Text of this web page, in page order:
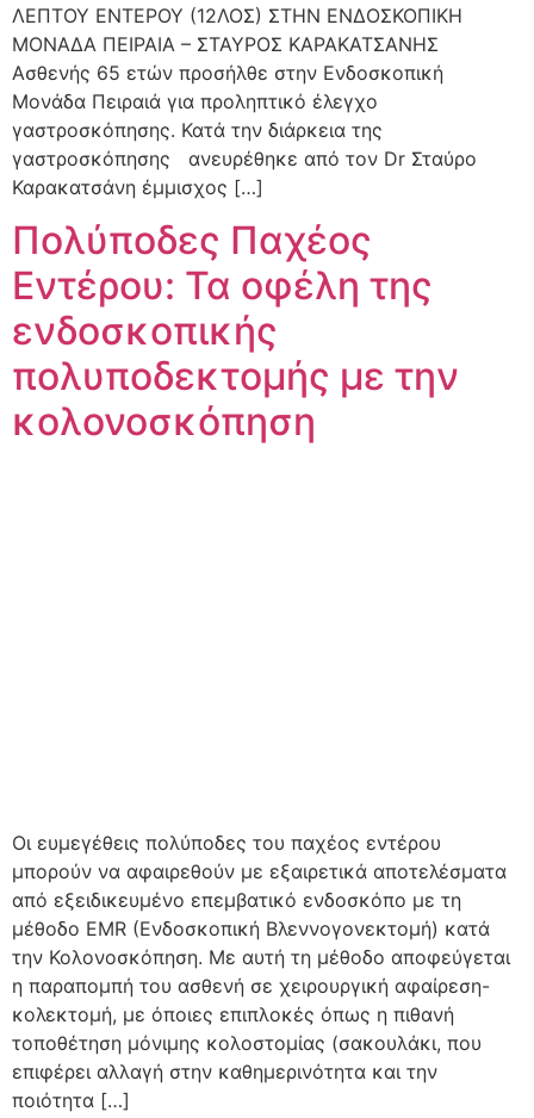
ΛΕΠΤΟΥ ΕΝΤΕΡΟΥ (12ΛΟΣ) ΣΤΗΝ ΕΝΔΟΣΚΟΠΙΚΗ
ΜΟΝΑΔΑ ΠΕΙΡΑΙΑ – ΣΤΑΥΡΟΣ ΚΑΡΑΚΑΤΣΑΝΗΣ
Ασθενής 65 ετών προσήλθε στην Ενδοσκοπική
Μονάδα Πειραιά για προληπτικό έλεγχο
γαστροσκόπησης. Κατά την διάρκεια της
γαστροσκόπησης ανευρέθηκε από τον Dr Σταύρο
Καρακατσάνη έμμισχος […]
Πολύποδες Παχέος
Εντέρου: Τα οφέλη της
ενδοσκοπικής
πολυποδεκτoμής με την
κολονοσκόπηση
Οι ευμεγέθεις πολύποδες του παχέος εντέρου
μπορούν να αφαιρεθούν με εξαιρετικά αποτελέσματα
από εξειδικευμένο επεμβατικό ενδοσκόπο με τη
μέθοδο EMR (Ενδοσκοπική Βλεννογονεκτομή) κατά
την Κολονοσκόπηση. Με αυτή τη μέθοδο αποφεύγεται
η παραπομπή του ασθενή σε χειρουργική αφαίρεση-
κολεκτομή, με όποιες επιπλοκές όπως η πιθανή
τοποθέτηση μόνιμης κολοστομίας (σακουλάκι, που
επιφέρει αλλαγή στην καθημερινότητα και την
ποιότητα […]